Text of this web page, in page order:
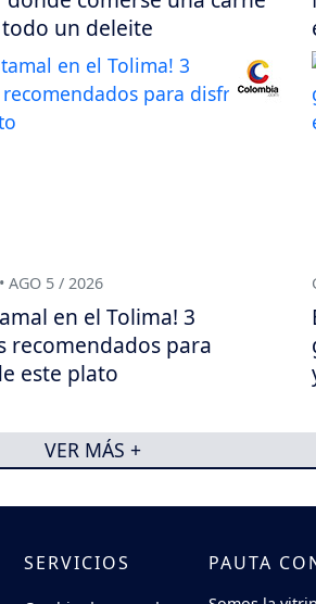
un deleite
AGO 5 / 2026
en el Tolima! 3
recomendados para
este plato
VER MÁS +
SERVICIOS PAUTA